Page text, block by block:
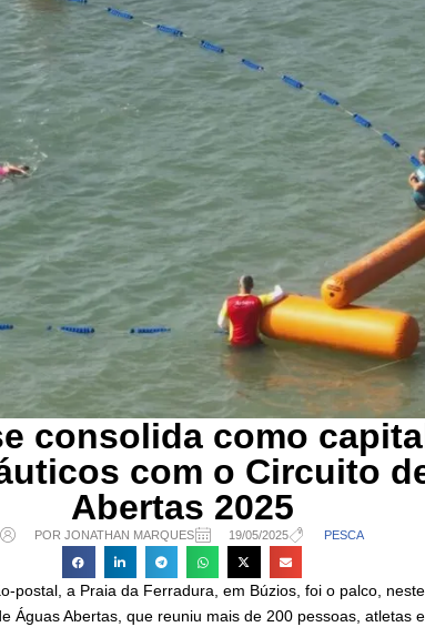
consolida como
com o Circuito
Abertas 2025
POR JONATHAN MARQUES 19/05/2025 PESCA
postal, a Praia da Ferradura, em Búzios, foi o palco,
Águas Abertas, que reuniu mais de 200 pessoas, atletas